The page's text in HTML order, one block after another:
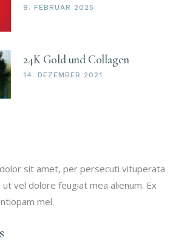
9. FEBRUAR 2025
24K Gold und Collagen
14. DEZEMBER 2021
sit amet, per persecuti vituperata
vel dolore feugiat mea alienum. Ex
mel.